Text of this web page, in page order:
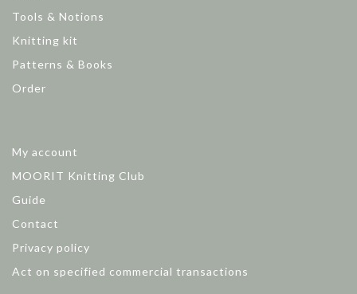
Tools & Notions
Knitting kit
Patterns & Books
Order
My account
MOORIT Knitting Club
Guide
Contact
Privacy policy
Act on specified commercial transactions